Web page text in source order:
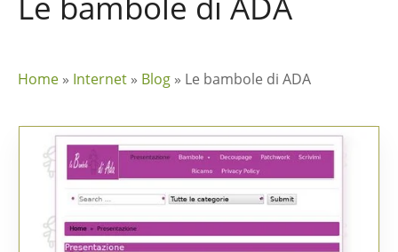
Home » Internet » Blog » Le bambole di ADA